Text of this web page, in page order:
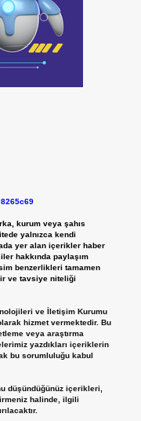
kurum veya şahıs
yalnızca kendi
yer alan içerikler haber
hakkında paylaşım
benzerlikleri tamamen
ve tavsiye niteliği
ve İletişim Kurumu
hizmet vermektedir. Bu
veya araştırma
yazdıkları içeriklerin
bu sorumluluğu kabul
düşündüğünüz içerikleri,
halinde, ilgili